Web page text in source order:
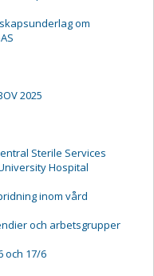
om
2025
Sterile Services
Hospital
inom vård
och arbetsgrupper
och 17/6